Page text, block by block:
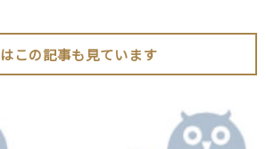
この記事も見ています